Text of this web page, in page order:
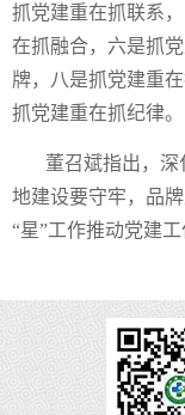
抓党建重在抓联系
在抓融合，六是抓
牌，八是抓党建重
抓党建重在抓纪律。
董召斌指出，
地建设要守牢，品
“星”工作推动党建